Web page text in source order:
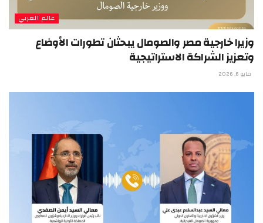
عالم العربي
وزيرا خارجية مصر والصومال يبحثان تطورات الأوضاع
وتعزيز الشراكة الاستراتيجية
مايو 6, 2026